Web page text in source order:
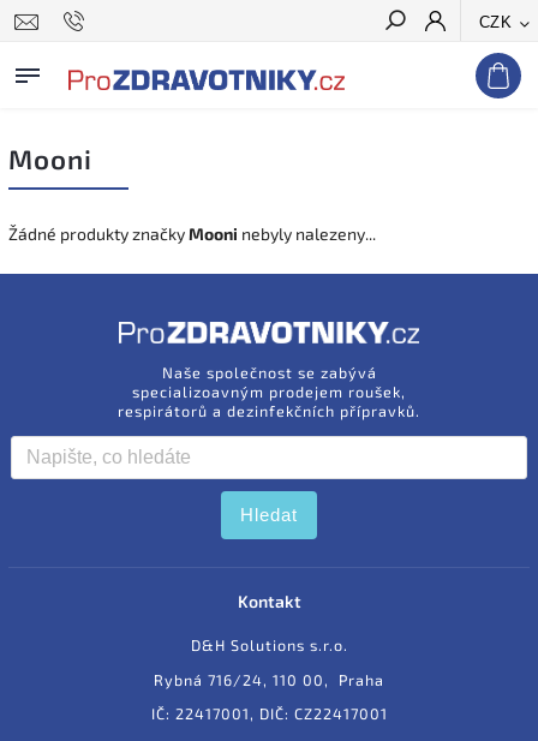
CZK
Hledat
Mooni
Žádné produkty značkyMooni nebyly nalezeny...
Naše společnost se zabývá
specializoavným prodejem roušek,
respirátorů a dezinfekčních přípravků.
Hledat
Kontakt
D&H Solutions s.r.o.
Rybná 716/24, 110 00, Praha
IČ: 22417001, DIČ: CZ22417001